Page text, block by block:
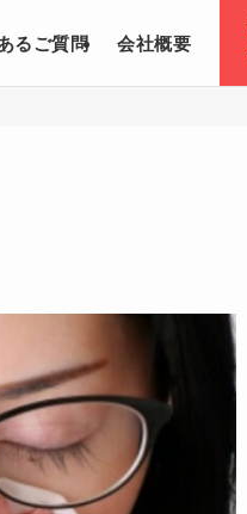
るご質問 会社概要